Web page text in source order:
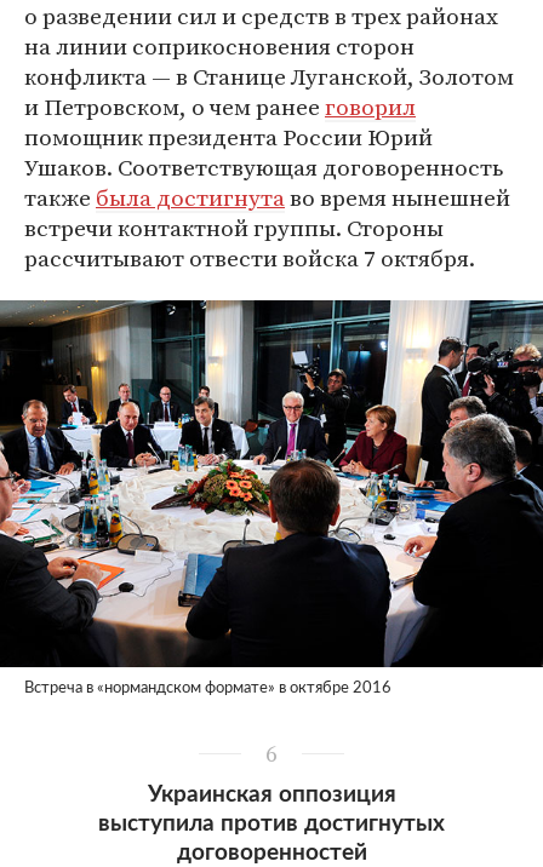
о разведении сил и средств в трех районах
на линии соприкосновения сторон
конфликта — в Станице Луганской, Золотом
и Петровском, о чем ранееговорил
помощник президента России Юрий
Ушаков. Соответствующая договоренность
также была достигнутаво время нынешней
встречи контактной группы. Стороны
рассчитывают отвести войска 7 октября.
Встреча в «нормандском формате» в октябре 2016
6
Украинская оппозиция
выступила против достигнутых
договоренностей